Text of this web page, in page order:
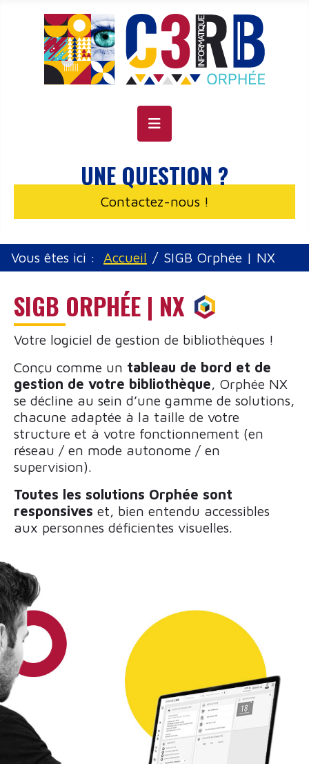
UNE QUESTION ?
Contactez-nous !
Vous êtes ici : Accueil SIGB Orphée | NX
SIGB ORPHÉE | NX
Votre logiciel de gestion de bibliothèques !
Conçu comme un tableau de bord et de
gestion de votre bibliothèque, Orphée NX
se décline au sein d’une gamme de solutions,
chacune adaptée à la taille de votre
structure et à votre fonctionnement (en
réseau / en mode autonome / en
supervision).
Toutes les solutions Orphée sont
responsives et, bien entendu accessibles
aux personnes déficientes visuelles.